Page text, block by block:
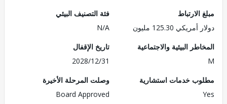
125.30 مليون
فئة التصنيف البيئي
N/A
البيئية والاجتماعية
تاريخ الإقفال
2028/12/31
خدمات استشارية
وصلت المرحلة الأخيرة
Board Approved